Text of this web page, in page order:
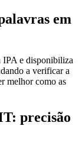
em
IPA e disponibiliza
a verificar a
melhor como as
precisão